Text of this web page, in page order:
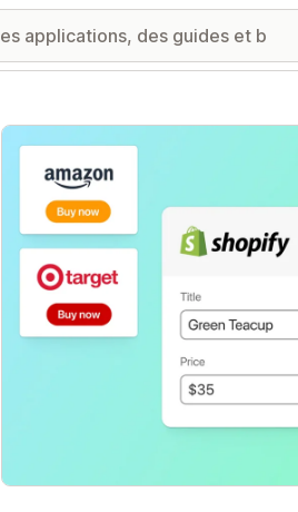
Galerie d’images vedette